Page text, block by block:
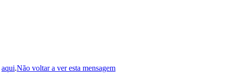
aqui.Não voltar a ver esta mensagem